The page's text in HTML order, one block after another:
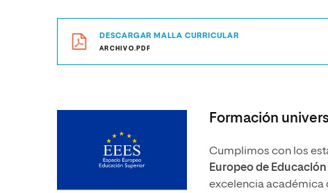
DESCARGAR MALLA CURRICULAR
ARCHIVO.PDF
Formación
Cumplimos con los
Europeo de
excelencia académica